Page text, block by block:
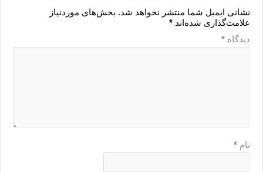
نشانی ایمیل شما منتشر نخواهد شد. بخش‌های موردنیاز
علامت‌گذاری شده‌اند*
دیدگاه*
نام*